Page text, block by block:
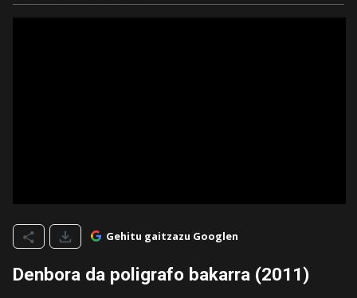
Gehitu gaitzazu Googlen
Denbora da poligrafo bakarra (2011)